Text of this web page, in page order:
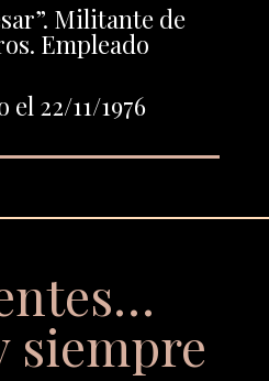
Militante de
Empleado
el 22/11/1976
siempre